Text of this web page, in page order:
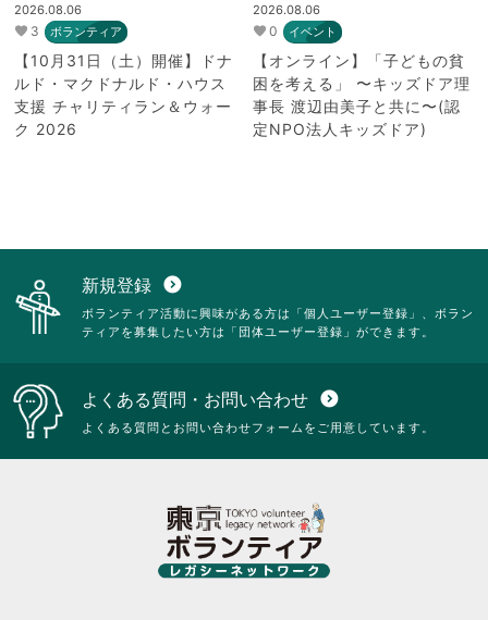
2026.08.06
3 ボランティア
【10月31日（土）開催】ドナ
ルド・マクドナルド・ハウス
支援 チャリティラン＆ウォー
ク 2026
2026.08.06
0 イベント
【オンライン】「子どもの貧
困を考える」 〜キッズドア理
事長 渡辺由美子と共に〜(認
定NPO法人キッズドア)
新規登録 expand_circle_down
ボランティア活動に興味がある方は「個人ユーザー登録」、ボラン
ティアを募集したい方は「団体ユーザー登録」ができます。
よくある質問・お問い合わせ expand_circle_down
よくある質問とお問い合わせフォームをご用意しています。